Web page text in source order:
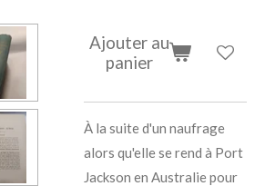
Ajouter au
panier
À la suite d'un naufrage
alors qu'elle se rend à Port
Jackson en Australie pour